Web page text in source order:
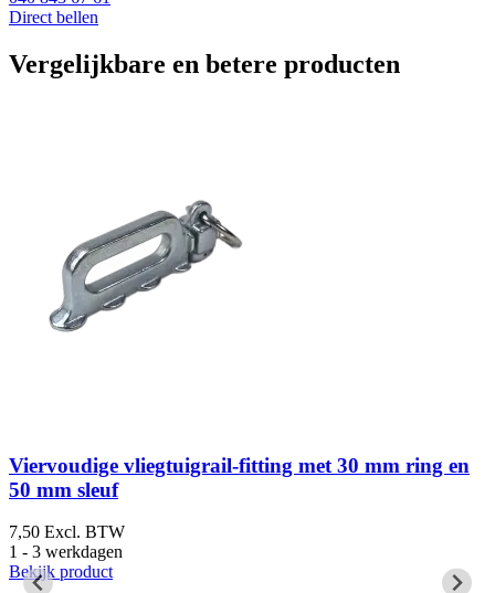
Direct bellen
Vergelijkbare en betere producten
Viervoudige vliegtuigrail-fitting met 30 mm ring en
50 mm sleuf
7,50 Excl. BTW
1 - 3 werkdagen
Bekijk product